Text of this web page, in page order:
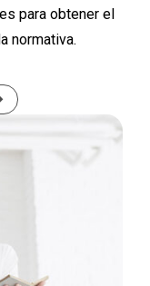
para obtener el
normativa.